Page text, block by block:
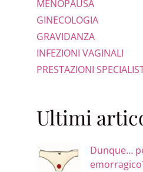
MENOPAUSA
GINECOLOGIA
GRAVIDANZA
INFEZIONI VAGINALI
PRESTAZIONI
Ultimi
Dunque…